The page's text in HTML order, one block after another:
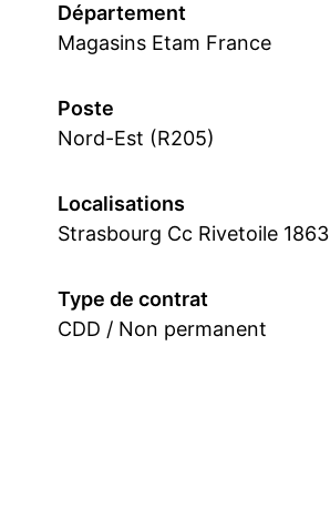
Département
Magasins Etam France
Poste
Nord-Est (R205)
Localisations
Strasbourg Cc Rivetoile 1863
Type de contrat
CDD / Non permanent